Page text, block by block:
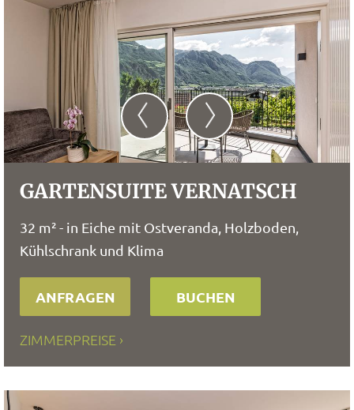
GARTENSUITE VERNATSCH
32 m² - in Eiche mit Ostveranda, Holzboden,
Kühlschrank und Klima
ANFRAGEN BUCHEN
ZIMMERPREISE